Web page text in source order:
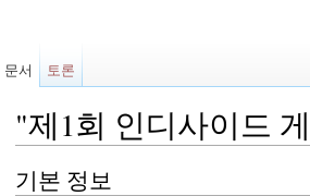
"제1회 인디사이드
기본 정보
문서 토론